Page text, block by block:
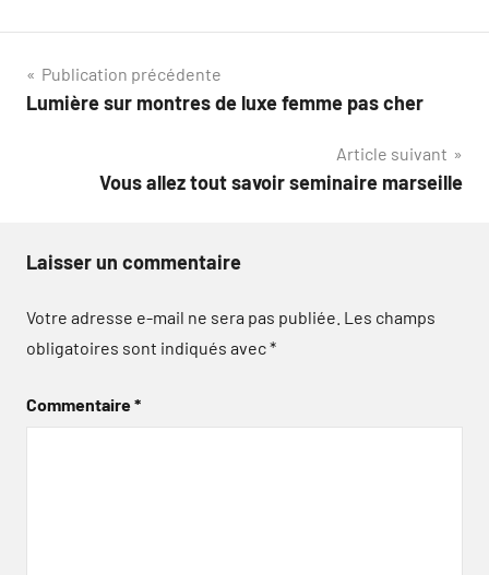
Navigation
de
Publication précédente
Lumière sur montres de luxe femme pas cher
Article suivant
Vous allez tout savoir seminaire marseille
Laisser un commentaire
Votre adresse e-mail ne sera pas publiée. Les champs
obligatoires sont indiqués avec*
Commentaire*